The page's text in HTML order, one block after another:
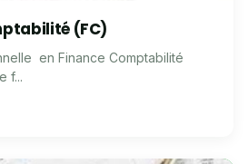
(FC)
en Finance Comptabilité
f...